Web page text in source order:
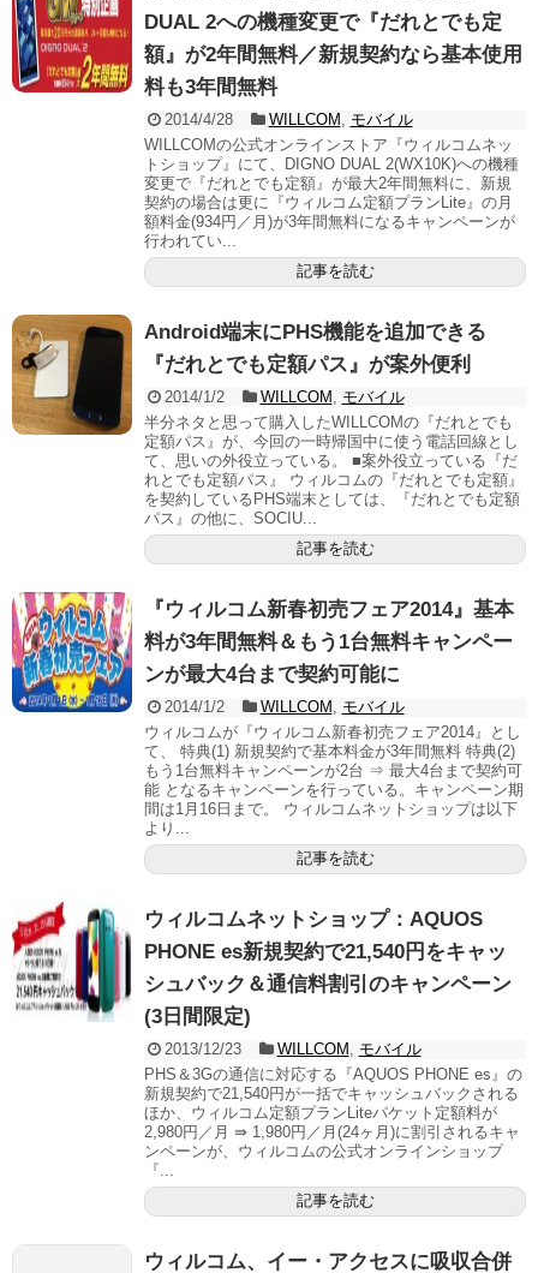
DUAL 2への機種変更で『だれとでも定
額』が2年間無料／新規契約なら基本使用
料も3年間無料
2014/4/28 WILLCOM
モバイル
WILLCOMの公式オンラインストア『ウィルコムネッ
トショップ』にて、DIGNO DUAL 2(WX10K)への機種
変更で『だれとでも定額』が最大2年間無料に、新規
契約の場合は更に『ウィルコム定額プランLite』の月
額料金(934円／月)が3年間無料になるキャンペーンが
行われてい...
記事を読む
Android端末にPHS機能を追加できる
『だれとでも定額パス』が案外便利
2014/1/2 WILLCOM
モバイル
半分ネタと思って購入したWILLCOMの『だれとでも
定額パス』が、今回の一時帰国中に使う電話回線とし
て、思いの外役立っている。 ■案外役立っている『だ
れとでも定額パス』 ウィルコムの『だれとでも定額』
を契約しているPHS端末としては、『だれとでも定額
パス』の他に、SOCIU...
記事を読む
『ウィルコム新春初売フェア2014』基本
料が3年間無料＆もう1台無料キャンペー
ンが最大4台まで契約可能に
2014/1/2 WILLCOM
モバイル
ウィルコムが『ウィルコム新春初売フェア2014』とし
て、 特典(1) 新規契約で基本料金が3年間無料 特典(2)
もう1台無料キャンペーンが2台 ⇒ 最大4台まで契約可
能 となるキャンペーンを行っている。キャンペーン期
間は1月16日まで。 ウィルコムネットショップは以下
より...
記事を読む
ウィルコムネットショップ：AQUOS
PHONE es新規契約で21,540円をキャッ
シュバック＆通信料割引のキャンペーン
(3日間限定)
2013/12/23 WILLCOM
モバイル
PHS＆3Gの通信に対応する『AQUOS PHONE es』の
新規契約で21,540円が一括でキャッシュバックされる
ほか、ウィルコム定額プランLiteパケット定額料が
2,980円／月 ⇛ 1,980円／月(24ヶ月)に割引されるキャ
ンペーンが、ウィルコムの公式オンラインショップ
『...
記事を読む
ウィルコム、イー・アクセスに吸収合併